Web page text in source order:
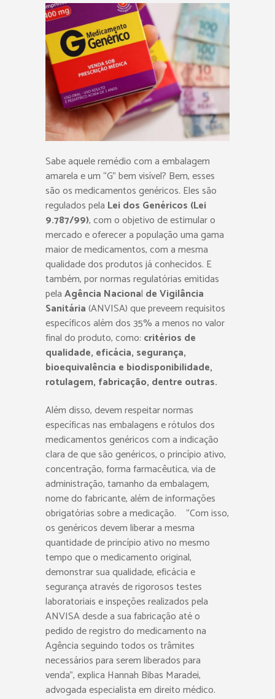
Sabe aquele remédio com a embalagem
amarela e um “G” bem visível? Bem, esses
são os medicamentos genéricos. Eles são
regulados pela Lei dos Genéricos (Lei
9.787/99), com o objetivo de estimular o
mercado e oferecer a população uma gama
maior de medicamentos, com a mesma
qualidade dos produtos já conhecidos. E
também, por normas regulatórias emitidas
pelaAgência Nacional de Vigilância
Sanitária(ANVISA) que preveem requisitos
específicos além dos 35% a menos no valor
final do produto, como: critérios de
qualidade, eficácia, segurança,
bioequivalência e biodisponibilidade,
rotulagem, fabricação, dentre outras.
Além disso, devem respeitar normas
específicas nas embalagens e rótulos dos
medicamentos genéricos com a indicação
clara de que são genéricos, o princípio ativo,
concentração, forma farmacêutica, via de
administração, tamanho da embalagem,
nome do fabricante, além de informações
obrigatórias sobre a medicação. “Com isso,
os genéricos devem liberar a mesma
quantidade de princípio ativo no mesmo
tempo que o medicamento original,
demonstrar sua qualidade, eficácia e
segurança através de rigorosos testes
laboratoriais e inspeções realizados pela
ANVISA desde a sua fabricação até o
pedido de registro do medicamento na
Agência seguindo todos os trâmites
necessários para serem liberados para
venda”, explica Hannah Bibas Maradei,
advogada especialista em direito médico.